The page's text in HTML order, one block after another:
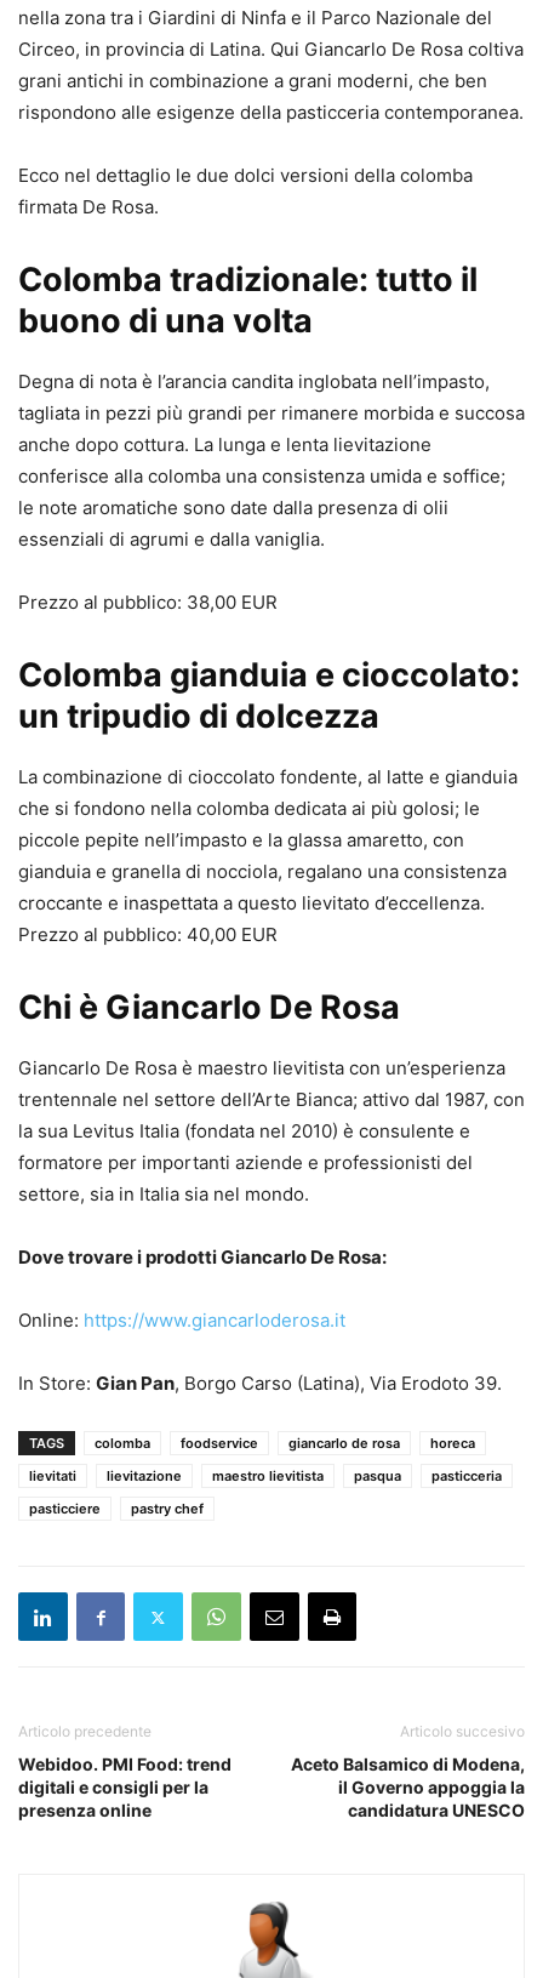
nella zona tra i Giardini di Ninfa e il Parco Nazionale del
Circeo, in provincia di Latina. Qui Giancarlo De Rosa coltiva
grani antichi in combinazione a grani moderni, che ben
rispondono alle esigenze della pasticceria contemporanea.
Ecco nel dettaglio le due dolci versioni della colomba
firmata De Rosa.
Colomba tradizionale: tutto il
buono di una volta
Degna di nota è l’arancia candita inglobata nell’impasto,
tagliata in pezzi più grandi per rimanere morbida e succosa
anche dopo cottura. La lunga e lenta lievitazione
conferisce alla colomba una consistenza umida e soffice;
le note aromatiche sono date dalla presenza di olii
essenziali di agrumi e dalla vaniglia.
Prezzo al pubblico: 38,00 EUR
Colomba gianduia e cioccolato:
un tripudio di dolcezza
La combinazione di cioccolato fondente, al latte e gianduia
che si fondono nella colomba dedicata ai più golosi; le
piccole pepite nell’impasto e la glassa amaretto, con
gianduia e granella di nocciola, regalano una consistenza
croccante e inaspettata a questo lievitato d’eccellenza.
Prezzo al pubblico: 40,00 EUR
Chi è Giancarlo De Rosa
Giancarlo De Rosa è maestro lievitista con un’esperienza
trentennale nel settore dell’Arte Bianca; attivo dal 1987, con
la sua Levitus Italia (fondata nel 2010) è consulente e
formatore per importanti aziende e professionisti del
settore, sia in Italia sia nel mondo.
Dove trovare i prodotti Giancarlo De Rosa:
Online: https://www.giancarloderosa.it
In Store: Gian Pan, Borgo Carso (Latina), Via Erodoto 39.
TAGS colomba foodservice giancarlo de rosa
horeca
lievitati
lievitazione maestro lievitista pasqua
pasticceria
pasticciere
pastry chef
Articolo precedente
Webidoo. PMI Food: trend
digitali e consigli per la
presenza online
Articolo succesivo
Aceto Balsamico di Modena,
il Governo appoggia la
candidatura UNESCO